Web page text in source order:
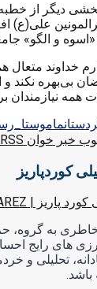
دیگر از
علی(ع)
و الگو»
خداوند متعال
بی‌بهره نکند
همه
خبر خوان RSS
کوردپاریز
خاطری به گروه،
های رایج
تحلیلی و